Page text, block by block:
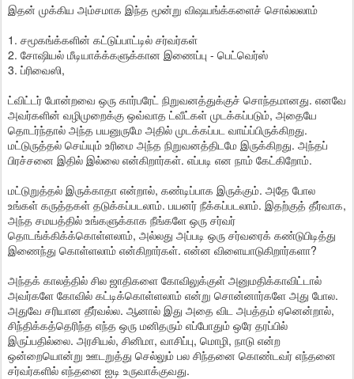
இதன் முக்கிய அம்சமாக இந்த மூன்று விஷயங்க்களைச் சொல்லலாம்
1. சமூகங்க்களின் கட்டுப்பாட்டில் சர்வர்கள்
2. சோஷியல் மீடியாக்க்களுக்கான இணைப்பு - பெட்வெர்ஸ்
3. ப்ரிவைஸி,
ட்விட்டர் போன்றவை ஒரு கார்பரேட் நிறுவனத்துக்குச் சொந்தமானது. எனவே
அவர்களின் வழிமுறைக்கு ஒவ்வாத ட்வீட்கள் முடக்கப்படும், அதையே
தொடர்ந்தால் அந்த பயனுருமே அதில் முடக்கப்பட வாய்ப்பிருக்கிறது.
மட்டுருத்தல் செய்யும் உரிமை அந்த நிறுவனத்திடமே இருக்கிறது. அந்தப்
பிரச்சனை இதில் இல்லை என்கிறார்கள். எப்படி என நாம் கேட்கிறோம்.
மட்டுறுத்தல் இருக்காதா என்றால், கண்டிப்பாக இருக்கும். அதே போல
உங்கள் கருத்தகள் தடுக்கப்படலாம். பயனர் நீக்கப்படலாம். இதற்குத் தீர்வாக,
அந்த சமயத்தில் உங்களுக்காக நீங்களே ஒரு சர்வர்
தொடங்க்கிக்க்கொள்ளலாம், அல்லது அப்படி ஒரு சர்வரைக் கண்டுபிடித்து
இணைந்து கொள்ளலாம் என்கிறார்கள். என்ன விளையாடுகிறார்களா?
அந்தக் காலத்தில் சில ஜாதிகளை கோவிலுக்குள் அனுமதிக்காவிட்டால்
அவர்களே கோவில் கட்டிக்கொள்ளலாம் என்று சொன்னார்களே அது போல.
அதுவே சரியான தீர்வல்ல. ஆனால் இது அதை விட அபத்தம் ஏனென்றால்,
சிந்திக்கத்தெரிந்த எந்த ஒரு மனிதரும் எப்போதும் ஒரே தரப்பில்
இருப்பதில்லை. அரசியல், சினிமா, வாசிப்பு, மொழி, நாடு என்ற
ஒன்றையொன்று ஊடறுத்து செல்லும் பல சிந்தனை கொண்டவர் எந்தனை
சர்வர்களில் எந்தனை ஐடி உருவாக்குவது.